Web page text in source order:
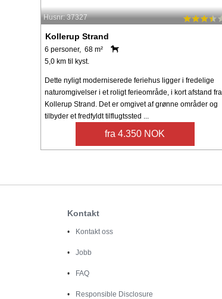
Husnr: 37327
Kollerup Strand
6 personer, 68 m²
5,0 km til kyst.
Dette nyligt moderniserede feriehus ligger i fredelige
naturomgivelser i et roligt ferieområde, i kort afstand fra
Kollerup Strand. Det er omgivet af grønne områder og
tilbyder et fredfyldt tilflugtssted ...
fra 4.350 NOK
Kontakt
Kontakt oss
Jobb
FAQ
Responsible Disclosure